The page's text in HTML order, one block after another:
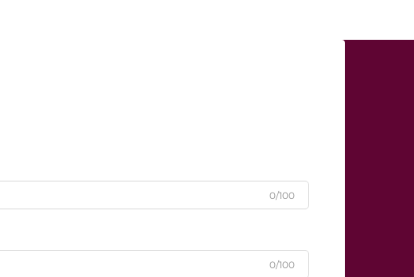
0/100
0/100